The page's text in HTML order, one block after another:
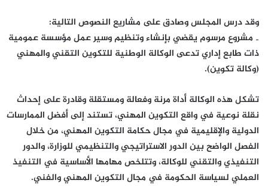
وقد درس المجلس وصادق على مشاريع النصوص التالية:
‐ مشروع مرسوم يقضي بإنشاء وتنظيم وسير عمل مؤسسة عمومية
ذات طابع إداري تدعى الوكالة الوطنية للتكوين التقني والمهني
(وكالة تكوين).
تشكل هذه الوكالة أداة مرنة وفعالة ومستقلة وقادرة على إحداث
نقلة نوعية في واقع التكوين المهني، تستند إلى أفضل الممارسات
الدولية والإقليمية في مجال حكامة التكوين المهني، من خلال
الفصل الواضح بين الدور الاستراتيجي والتنظيمي للوزارة، والدور
التنفيذي والتقني للوكالة، وتتلخص مهامها الأساسية في التنفيذ
العملي لسياسة الحكومة في مجال التكوين المهني والفني.